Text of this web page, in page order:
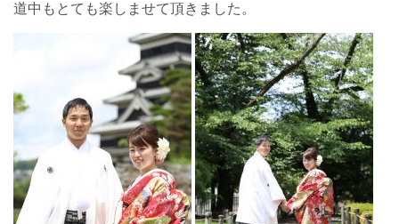
道中もとても楽しませて頂きました。